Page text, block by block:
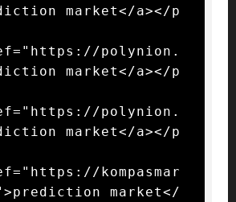
market</a></p
polynion.
market</a></p
polynion.
market</a></p
kompasmar
market</